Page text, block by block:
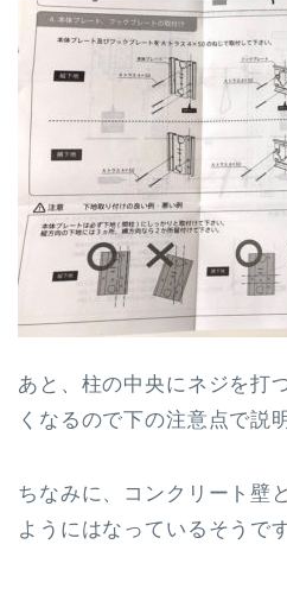
あと、柱の中央にネジを打
くなるので下の注意点で説
ちなみに、コンクリート壁
ようにはなっているそうです